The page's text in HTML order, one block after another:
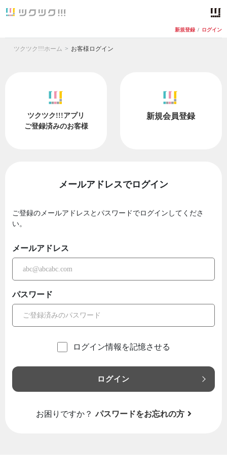
新規登録 / ログイン
ツクツク!!!ホーム お客様ログイン
ツクツク!!!アプリ
ご登録済みのお客様
新規会員登録
メールアドレスでログイン
ご登録のメールアドレスとパスワードでログインしてくださ
い。
メールアドレス
パスワード
ログイン情報を記憶させる
ログイン
お困りですか？ パスワードをお忘れの方